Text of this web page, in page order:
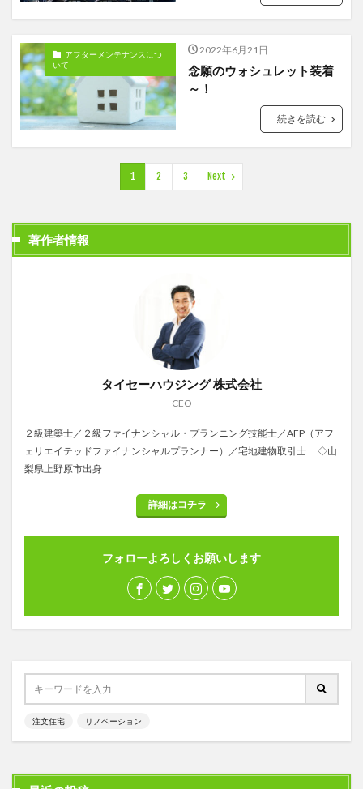
アフターメンテナンスにつ
いて
2022年6月21日
念願のウォシュレット装着
～！
続きを読む
1 2 3 Next
著作者情報
タイセーハウジング 株式会社
CEO
２級建築士／２級ファイナンシャル・プランニング技能士／AFP（アフ
ェリエイテッドファイナンシャルプランナー）／宅地建物取引士 ◇山
梨県上野原市出身
詳細はコチラ
フォローよろしくお願いします
注文住宅 リノベーション